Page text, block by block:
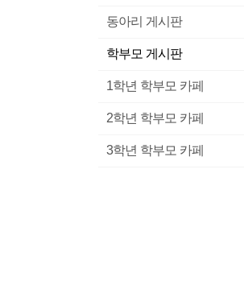
동아리 게시판
학부모 게시판
1학년 학부모 카페
2학년 학부모 카페
3학년 학부모 카페